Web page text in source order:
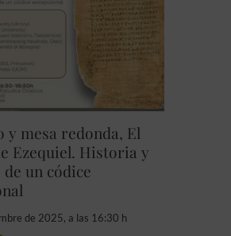
y mesa redonda, El
Ezequiel. Historia y
de un códice
de 2025, a las 16:30 h